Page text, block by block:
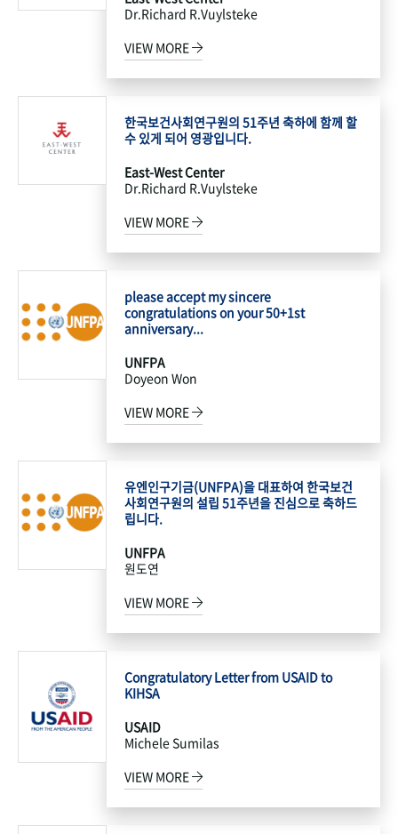
Dr.Richard R.Vuylsteke
VIEW MORE
한국보건사회연구원의 51주년 축하에 함께 할
수 있게 되어 영광입니다.
East-West Center
Dr.Richard R.Vuylsteke
VIEW MORE
please accept my sincere
congratulations on your 50+1st
anniversary...
UNFPA
Doyeon Won
VIEW MORE
유엔인구기금(UNFPA)을 대표하여 한국보건
사회연구원의 설립 51주년을 진심으로 축하드
립니다.
UNFPA
원도연
VIEW MORE
Congratulatory Letter from USAID to
KIHSA
USAID
Michele Sumilas
VIEW MORE